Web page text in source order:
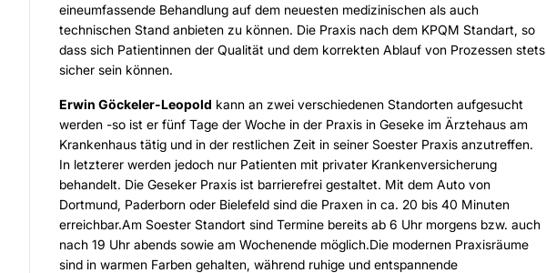
eineumfassende Behandlung auf dem neuesten medizinischen als auch
technischen Stand anbieten zu können. Die Praxis nach dem KPQM Standart, so
dass sich Patientinnen der Qualität und dem korrekten Ablauf von Prozessen stets
sicher sein können.
Erwin Göckeler-Leopold kann an zwei verschiedenen Standorten aufgesucht
werden -so ist er fünf Tage der Woche in der Praxis in Geseke im Ärztehaus am
Krankenhaus tätig und in der restlichen Zeit in seiner Soester Praxis anzutreffen.
In letzterer werden jedoch nur Patienten mit privater Krankenversicherung
behandelt. Die Geseker Praxis ist barrierefrei gestaltet. Mit dem Auto von
Dortmund, Paderborn oder Bielefeld sind die Praxen in ca. 20 bis 40 Minuten
erreichbar.Am Soester Standort sind Termine bereits ab 6 Uhr morgens bzw. auch
nach 19 Uhr abends sowie am Wochenende möglich.Die modernen Praxisräume
sind in warmen Farben gehalten, während ruhige und entspannende